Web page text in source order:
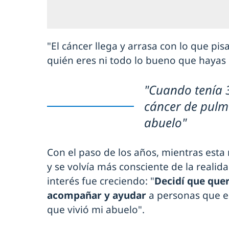
"El cáncer llega y arrasa con lo que
quién eres ni todo lo bueno que
"Cuando tenía
cáncer de
abuelo"
Con el paso de los años, mientras
y se volvía más consciente de la
interés fue creciendo: "Decidí que
acompañar y ayudar a personas que
que vivió mi abuelo".